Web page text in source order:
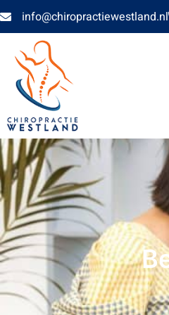
info@chiropractiewestland.nl